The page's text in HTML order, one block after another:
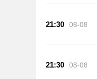
21:30 08-08
21:30 08-08